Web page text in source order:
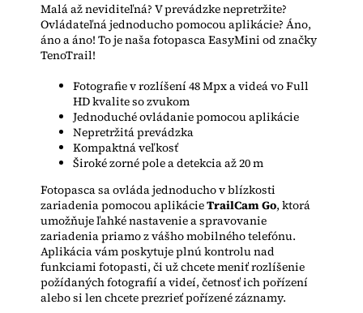
Malá až neviditeľná? V prevádzke nepretržite?
Ovládateľná jednoducho pomocou aplikácie? Áno,
áno a áno! To je naša fotopasca EasyMini od značky
TenoTrail!
Fotografie v rozlíšení 48 Mpx a videá vo Full
HD kvalite so zvukom
Jednoduché ovládanie pomocou aplikácie
Nepretržitá prevádzka
Kompaktná veľkosť
Široké zorné pole a detekcia až 20 m
Fotopasca sa ovláda jednoducho v blízkosti
zariadenia pomocou aplikácieTrailCam Go, ktorá
umožňuje ľahké nastavenie a spravovanie
zariadenia priamo z vášho mobilného telefónu.
Aplikácia vám poskytuje plnú kontrolu nad
funkciami fotopasti, či už chcete meniť rozlíšenie
požídaných fotografií a videí, četnosť ich pořízení
alebo si len chcete prezrieť pořízené záznamy.